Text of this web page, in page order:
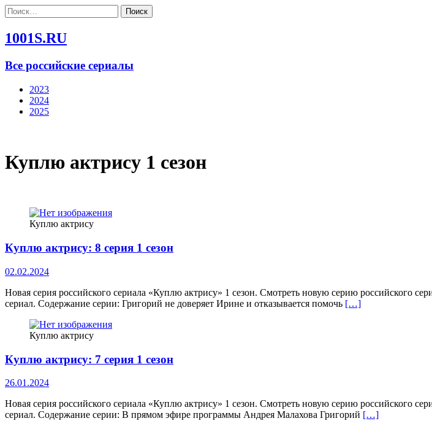
Найти:
1001S.RU
Все российские сериалы
2023
2024
2025
Куплю актрису 1 сезон
Куплю актрису
Куплю актрису: 8 серия 1 сезон
02.02.2024
Новая серия российского сериала «Куплю актрису» 1 сезон. Смотреть новую серию российского
сериал. Содержание серии: Григорий не доверяет Ирине и отказывается помочь […]
Куплю актрису
Куплю актрису: 7 серия 1 сезон
26.01.2024
Новая серия российского сериала «Куплю актрису» 1 сезон. Смотреть новую серию российского
сериал. Содержание серии: В прямом эфире программы Андрея Малахова Григорий […]